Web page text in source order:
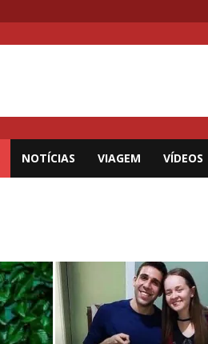
NOTÍCIAS VIAGEM VÍDEOS